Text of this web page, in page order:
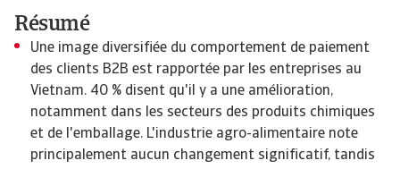
Résumé
Une image diversifiée du comportement de paiement
des clients B2B est rapportée par les entreprises au
Vietnam. 40 % disent qu'il y a une amélioration,
notamment dans les secteurs des produits chimiques
et de l'emballage. L'industrie agro-alimentaire note
principalement aucun changement significatif, tandis